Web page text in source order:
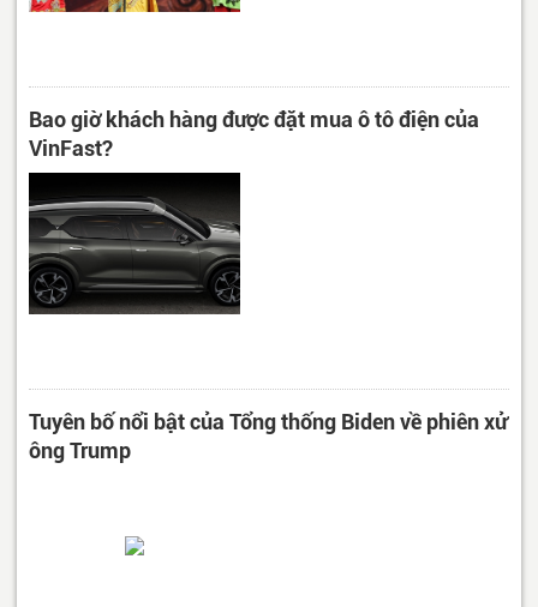
Bao giờ khách hàng được đặt mua ô tô điện của
VinFast?
Tuyên bố nổi bật của Tổng thống Biden về phiên xử
ông Trump